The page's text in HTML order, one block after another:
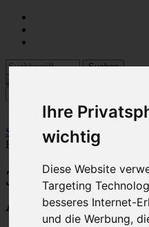
Ihre
wichtig
Diese Website
Targeting
besseres Internet-
und die Werbung,
Startseite::09 Kugel- und
Kugelhahn mit 2 x
3/4"
Aussengewinde